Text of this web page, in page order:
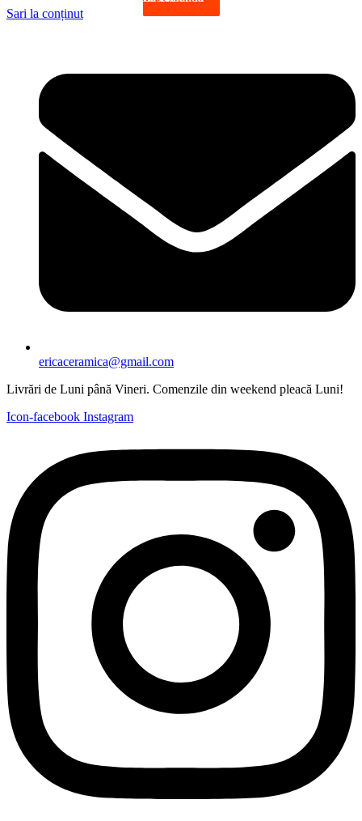
Sari la conținut
ericaceramica@gmail.com
Livrări de Luni până Vineri. Comenzile din weekend pleacă Luni!
Icon-facebook Instagram